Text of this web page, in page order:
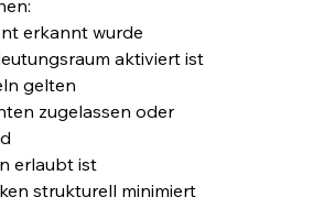
erkannt wurde
aktiviert ist
gelten
zugelassen oder
erlaubt ist
strukturell minimiert